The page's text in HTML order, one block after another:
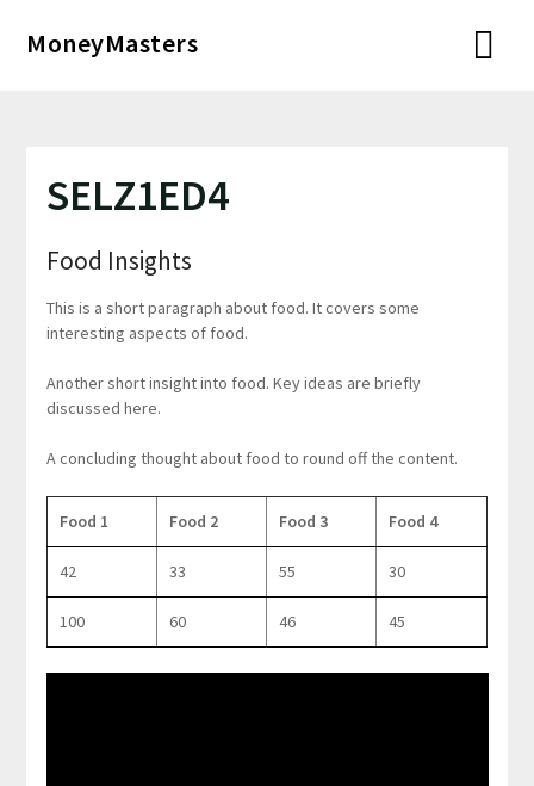
MoneyMasters
SELZ1ED4
Food Insights
This is a short paragraph about food. It covers some
interesting aspects of food.
Another short insight into food. Key ideas are briefly
discussed here.
A concluding thought about food to round off the content.
Food 1 Food 2 Food 3 Food 4
42 33 55 30
100 60 46 45